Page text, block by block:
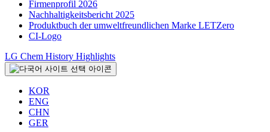
Firmenprofil 2026
Nachhaltigkeitsbericht 2025
Produktbuch der umweltfreundlichen Marke LETZero
CI-Logo
LG Chem History Highlights
KOR
ENG
CHN
GER